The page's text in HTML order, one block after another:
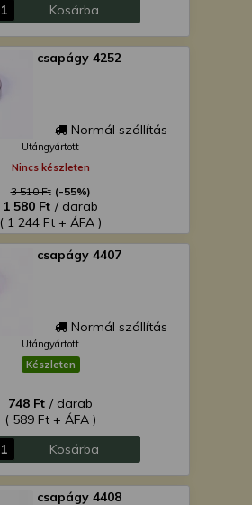
Kosárba
csapágy 4252
Normál szállítás
Utángyártott
Nincs készleten
3 510 Ft (-55%)
1 580 Ft / darab
( 1 244 Ft + ÁFA )
csapágy 4407
Normál szállítás
Utángyártott
Készleten
748 Ft / darab
( 589 Ft + ÁFA )
Kosárba
csapágy 4408